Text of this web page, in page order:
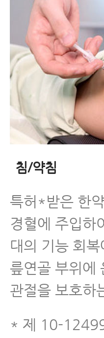
침/약침
특허*받은 한
경혈에 주입하
대의 기능 회
릎연골 부위에
관절을 보호하
* 제 10-